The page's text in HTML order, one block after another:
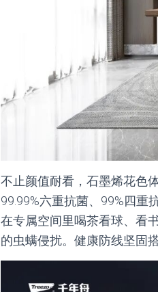
不止颜值耐看，石墨烯花色
99.99%六重抗菌、99%四重
在专属空间里喝茶看球、看
的虫螨侵扰。健康防线坚固